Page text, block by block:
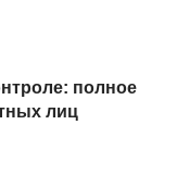
полное
лиц